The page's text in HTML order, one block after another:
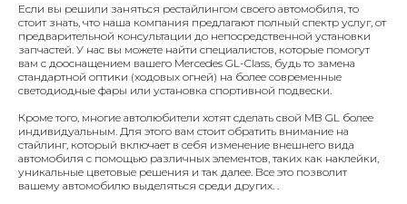
Если вы решили заняться рестайлингом своего автомобиля, то
стоит знать, что наша компания предлагают полный спектр услуг, от
предварительной консультации до непосредственной установки
запчастей. У нас вы можете найти специалистов, которые помогут
вам с дооснащением вашего Mercedes GL-Class, будь то замена
стандартной оптики (ходовых огней) на более современные
светодиодные фары или установка спортивной подвески.
Кроме того, многие автолюбители хотят сделать свой MB GL более
индивидуальным. Для этого вам стоит обратить внимание на
стайлинг, который включает в себя изменение внешнего вида
автомобиля с помощью различных элементов, таких как наклейки,
уникальные цветовые решения и так далее. Все это позволит
вашему автомобилю выделяться среди других. .
+7
отправляя заявку, я даю согласиена обработку персональных
данных
Отправить